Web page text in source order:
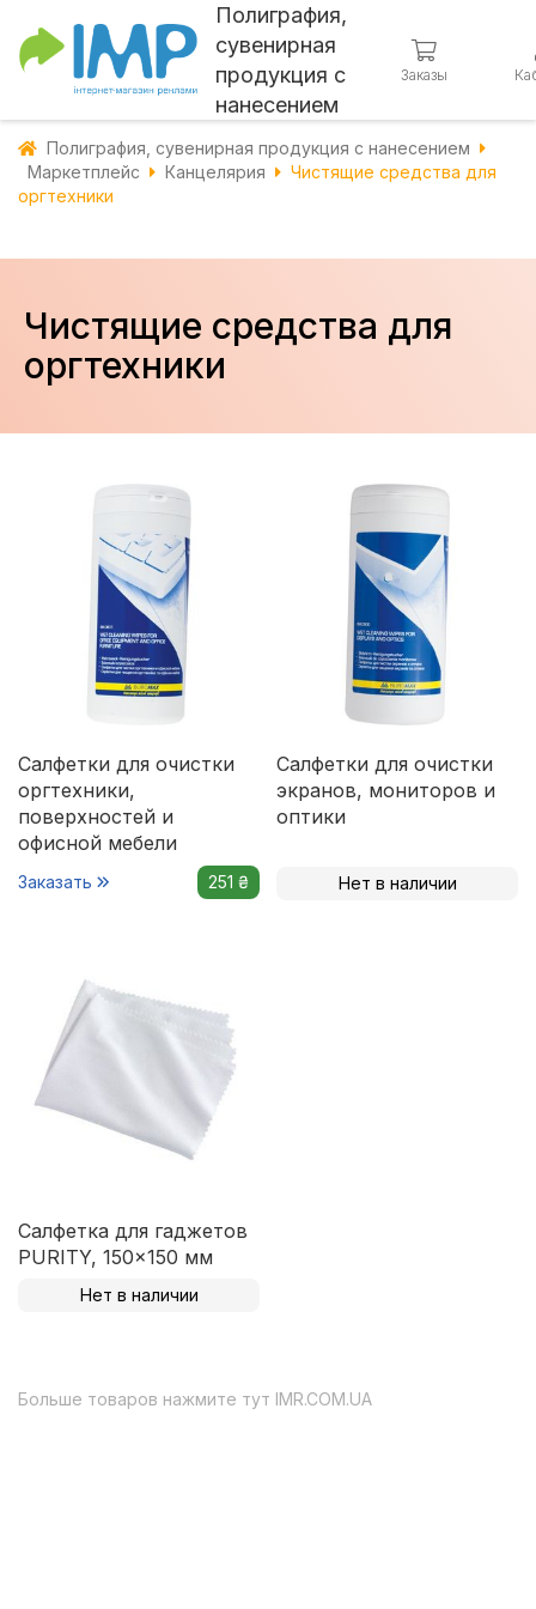
Полиграфия,
сувенирная
продукция с
нанесением
Заказы
Полиграфия, сувенирная продукция с нанесением
Маркетплейс
Канцелярия
Чистящие средства для
оргтехники
Чистящие средства для
оргтехники
Салфетки для очистки
оргтехники,
поверхностей и
офисной мебели
Заказать 251 ₴
Салфетки для очистки
экранов, мониторов и
оптики
Нет в наличии
Салфетка для гаджетов
PURITY, 150x150 мм
Нет в наличии
Больше товаров нажмите тут IMR.COM.UA